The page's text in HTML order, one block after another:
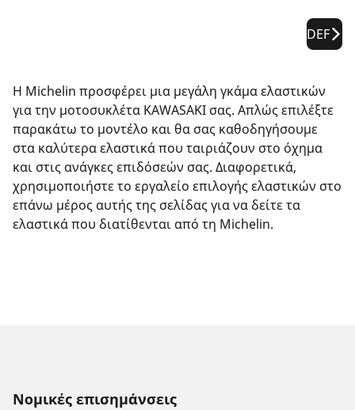
DEF
Η Michelin προσφέρει μια μεγάλη γκάμα ελαστικών
για την μοτοσυκλέτα KAWASAKI σας. Απλώς επιλέξτε
παρακάτω το μοντέλο και θα σας καθοδηγήσουμε
στα καλύτερα ελαστικά που ταιριάζουν στο όχημα
και στις ανάγκες επιδόσεών σας. Διαφορετικά,
χρησιμοποιήστε το εργαλείο επιλογής ελαστικών στο
επάνω μέρος αυτής της σελίδας για να δείτε τα
ελαστικά που διατίθενται από τη Michelin.
Νομικές επισημάνσεις